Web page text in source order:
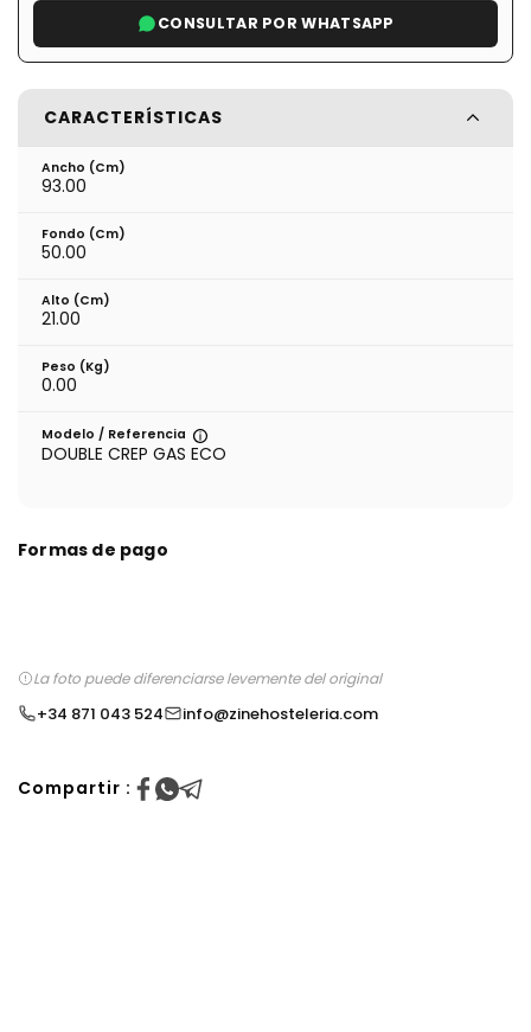
CONSULTAR POR WHATSAPP
CARACTERÍSTICAS
Ancho (cm)
93.00
Fondo (cm)
50.00
Alto (cm)
21.00
Peso (kg)
0.00
Modelo / Referencia
DOUBLE CREP GAS ECO
Formas de pago
La foto puede diferenciarse levemente del original
+34 871 043 524 info@zinehosteleria.com
Compartir :